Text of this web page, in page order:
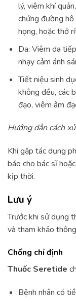
lý, viêm khí
chứng đường
họng, hoặc thở
Da: Viêm da
nhạy cảm ánh
Tiết niệu sinh
không đều, các
đạo, viêm âm
Hướng dẫn cách
Khi gặp tác dụng
báo cho bác sĩ
kịp thời.
Lưu ý
Trước khi sử dụng
và tham khảo
Chống chỉ định
Thuốc Seretide
Bệnh nhân có